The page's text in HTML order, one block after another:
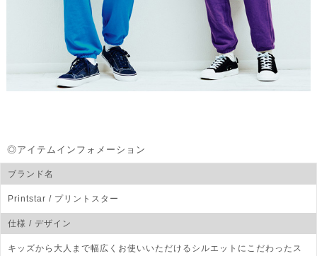
◎アイテムインフォメーション
ブランド名
Printstar / プリントスター
仕様 / デザイン
キッズから大人まで幅広くお使いいただけるシルエットにこだわったス